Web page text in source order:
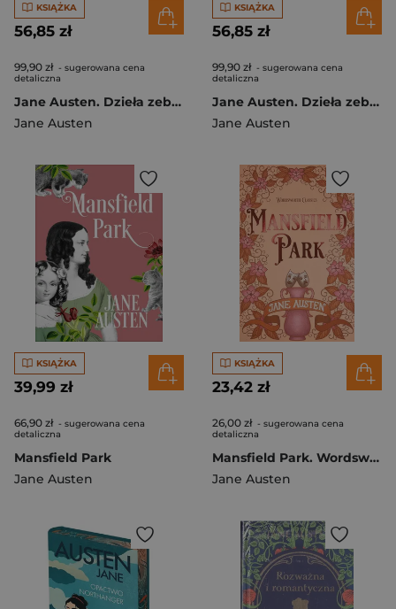
KSIĄŻKA
56,85 zł
99,90 zł - sugerowana cena
detaliczna
Jane Austen. Dzieła zebrane. Tom 2
Jane Austen
KSIĄŻKA
56,85 zł
99,90 zł - sugerowana cena
detaliczna
Jane Austen. Dzieła zebrane. Tom 1
Jane Austen
KSIĄŻKA
39,99 zł
66,90 zł - sugerowana cena
detaliczna
Mansfield Park
Jane Austen
KSIĄŻKA
23,42 zł
26,00 zł - sugerowana cena
detaliczna
Mansfield Park. Wordsworth Classics wer. angielska
Jane Austen